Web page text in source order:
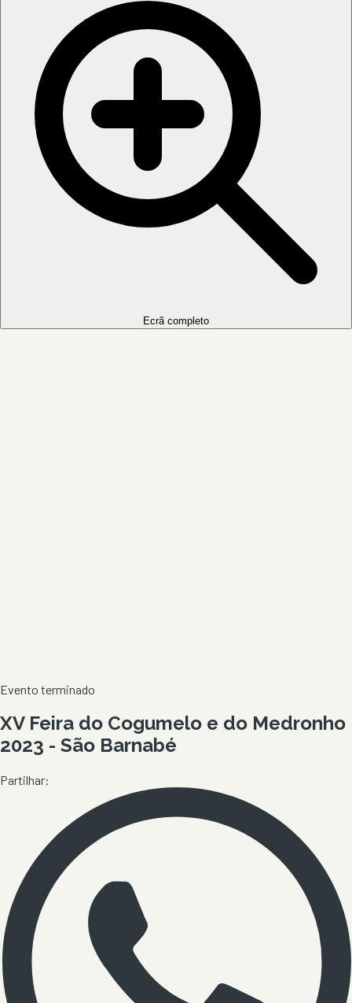
Ecrã completo
Evento terminado
XV Feira do Cogumelo e do Medronho
2023 - São Barnabé
Partilhar: